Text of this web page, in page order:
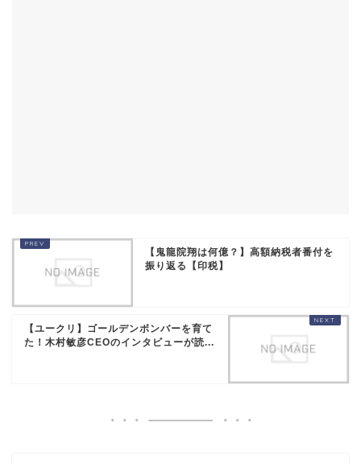
【鬼龍院翔は何億？】高額納税者番付を
振り返る【印税】
【ユークリ】ゴールデンボンバーを育て
た！木村敏彦CEOのインタビューが読...